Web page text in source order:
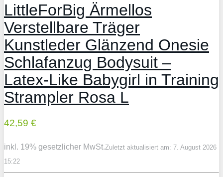
LittleForBig Ärmellos
Verstellbare Träger
Kunstleder Glänzend Onesie
Schlafanzug Bodysuit –
Latex-Like Babygirl in Training
Strampler Rosa L
42,59 €
inkl. 19% gesetzlicher MwSt.Zuletzt aktualisiert am: 7. August 2026
15:22